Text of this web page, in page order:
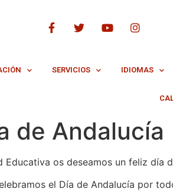
SERVICIOS IDIOMAS
de Andalucía
Educativa os deseamos un feliz día
el Día de Andalucía por